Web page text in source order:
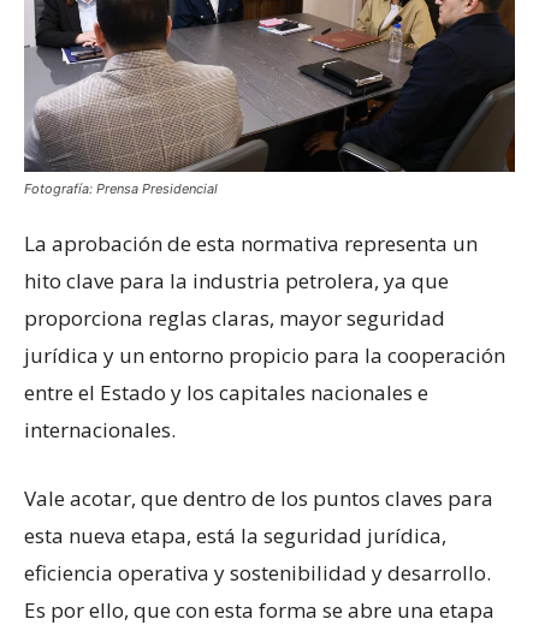
Fotografía: Prensa Presidencial
La aprobación de esta normativa representa un
hito clave para la industria petrolera, ya que
proporciona reglas claras, mayor seguridad
jurídica y un entorno propicio para la cooperación
entre el Estado y los capitales nacionales e
internacionales.
Vale acotar, que dentro de los puntos claves para
esta nueva etapa, está la seguridad jurídica,
eficiencia operativa y sostenibilidad y desarrollo.
Es por ello, que con esta forma se abre una etapa